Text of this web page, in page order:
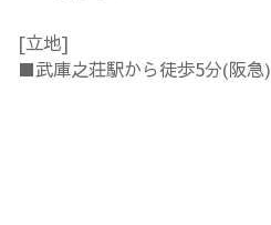
[立地]
■武庫之荘駅から徒歩5分(阪急)